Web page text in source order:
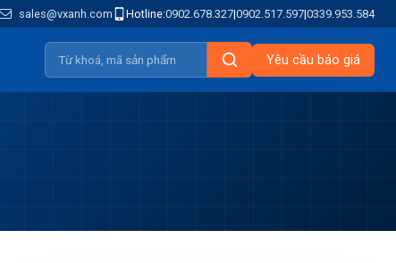
sales@vxanh.com Hotline:0902.678.327|0902.517.597|0339.953.584
Yêu cầu báo giá